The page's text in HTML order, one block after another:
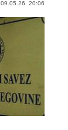
09.05.26. 20:06